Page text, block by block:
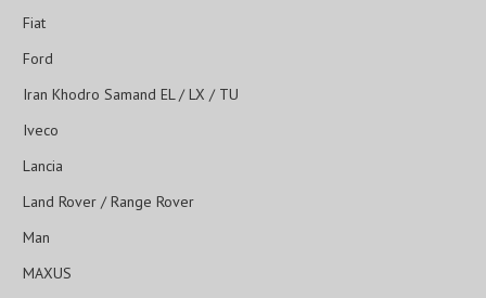
Fiat
Ford
Iran Khodro Samand EL / LX / TU
Iveco
Lancia
Land Rover / Range Rover
Man
MAXUS